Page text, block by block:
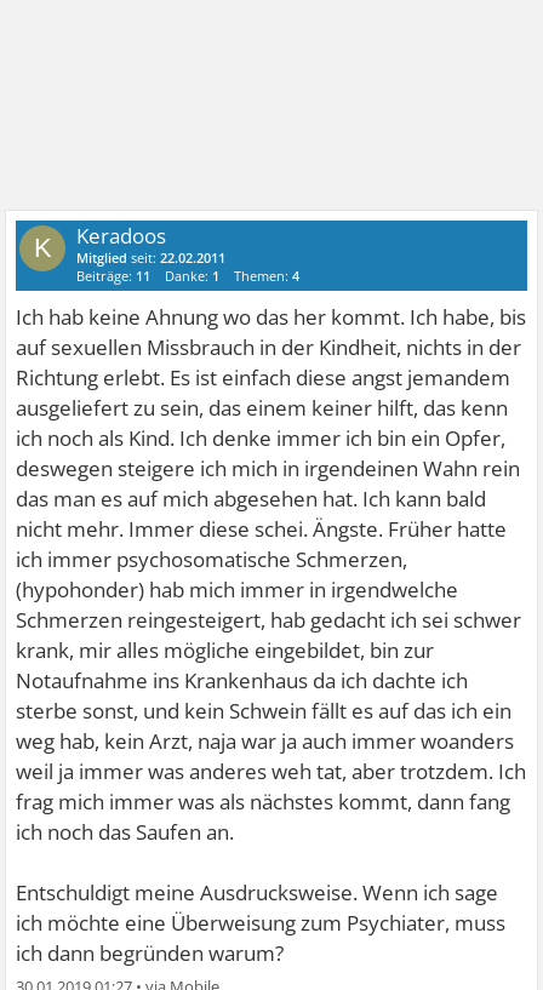
K Keradoos
Mitglied seit:22.02.2011
Beiträge: 11 Danke: 1 Themen:4
Ich hab keine Ahnung wo das her kommt. Ich habe, bis
auf sexuellen Missbrauch in der Kindheit, nichts in der
Richtung erlebt. Es ist einfach diese angst jemandem
ausgeliefert zu sein, das einem keiner hilft, das kenn
ich noch als Kind. Ich denke immer ich bin ein Opfer,
deswegen steigere ich mich in irgendeinen Wahn rein
das man es auf mich abgesehen hat. Ich kann bald
nicht mehr. Immer diese schei. Ängste. Früher hatte
ich immer psychosomatische Schmerzen,
(hypohonder) hab mich immer in irgendwelche
Schmerzen reingesteigert, hab gedacht ich sei schwer
krank, mir alles mögliche eingebildet, bin zur
Notaufnahme ins Krankenhaus da ich dachte ich
sterbe sonst, und kein Schwein fällt es auf das ich ein
weg hab, kein Arzt, naja war ja auch immer woanders
weil ja immer was anderes weh tat, aber trotzdem. Ich
frag mich immer was als nächstes kommt, dann fang
ich noch das Saufen an.
Entschuldigt meine Ausdrucksweise. Wenn ich sage
ich möchte eine Überweisung zum Psychiater, muss
ich dann begründen warum?